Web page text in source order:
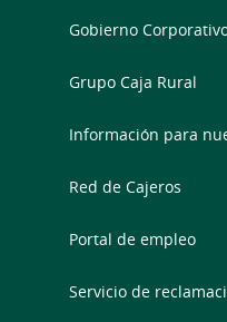
Gobierno
Grupo Caja Rural
Información para
Red de Cajeros
Portal de empleo
Servicio de